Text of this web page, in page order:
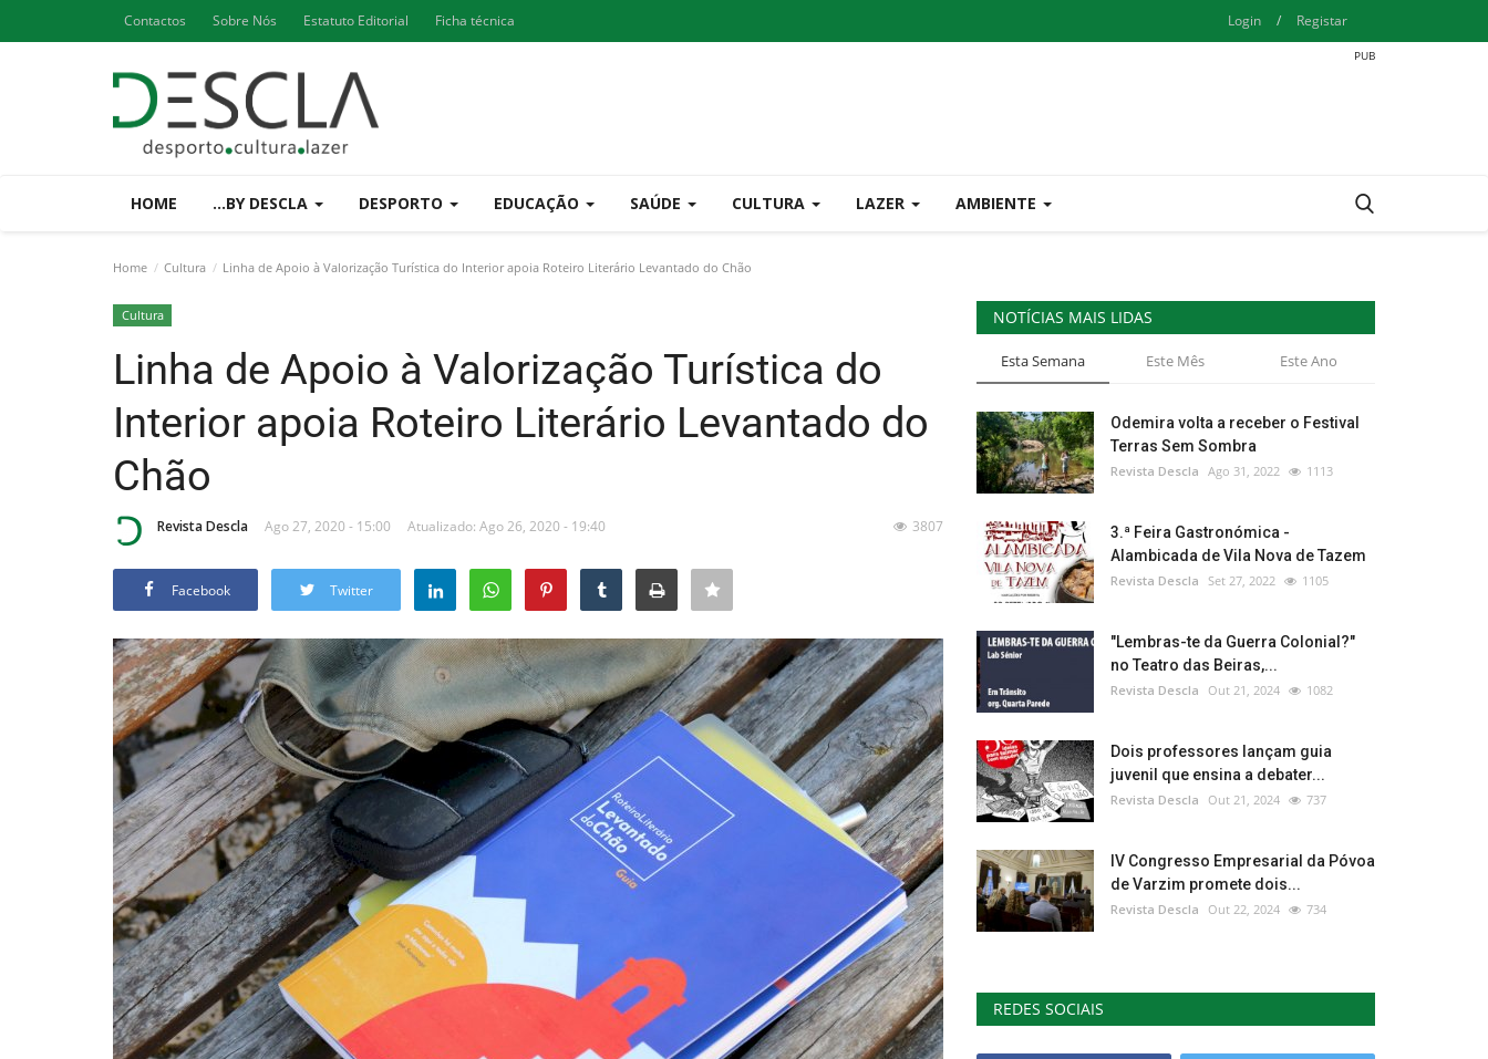
Contactos Sobre Nós Estatuto Editorial Ficha técnica Login / Registar
HOME ...BY DESCLA DESPORTO EDUCAÇÃO SAÚDE CULTURA LAZER AMBIENTE
Home Cultura Linha de Apoio à Valorização Turística do Interior apoia Roteiro Literário Levantado do Chão
Cultura
Linha de Apoio à Valorização Turística do
Interior apoia Roteiro Literário Levantado do
Chão
Revista Descla Ago 27, 2020 - 15:00 Atualizado: Ago 26, 2020 - 19:40 3807
Facebook Twitter
NOTÍCIAS MAIS LIDAS
Esta Semana Este Mês Este Ano
Odemira volta a receber o Festival
Terras Sem Sombra
Revista Descla Ago 31, 2022 1113
3.ª Feira Gastronómica -
Alambicada de Vila Nova de Tazem
Revista Descla Set 27, 2022 1105
"Lembras-te da Guerra Colonial?"
no Teatro das Beiras,...
Revista Descla Out 21, 2024 1082
Dois professores lançam guia
juvenil que ensina a debater...
Revista Descla Out 21, 2024 737
IV Congresso Empresarial da Póvoa
de Varzim promete dois...
Revista Descla Out 22, 2024 734
REDES SOCIAIS